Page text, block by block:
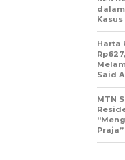
Harta
Said
MTN
Praja”